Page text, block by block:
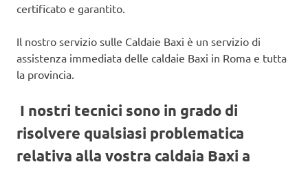
certificato e garantito.
Il nostro servizio sulle Caldaie Baxi è un servizio di
assistenza immediata delle caldaie Baxi in Roma e tutta
la provincia.
I nostri tecnici sono in grado di
risolvere qualsiasi problematica
relativa alla vostra caldaia Baxi a